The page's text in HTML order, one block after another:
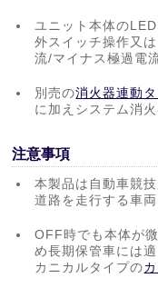
ユニット本体の
外スイッチ操作又
流/マイナス極過電流
別売の消火器連動
に加えシステム消
注意事項
本製品は自動車競
道路を走行する車
OFF時でも本体が
め長期保管車には
カニカルタイプの